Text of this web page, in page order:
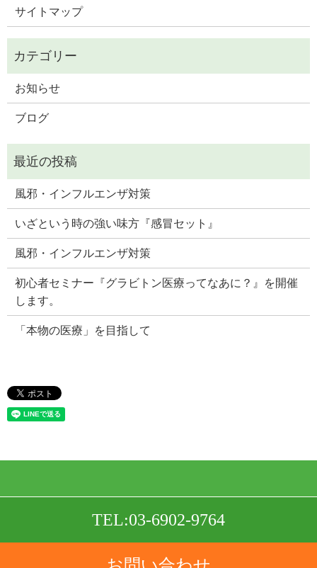
TEL:03-6902-9764
サイトマップ
お知らせ
ブログ
風邪・インフルエンザ対策
いざという時の強い味方『感冒セット』
風邪・インフルエンザ対策
初心者セミナー『グラビトン医療ってなあに？』を開催
します。
「本物の医療」を目指して
Copyright © 株式会社ビッグクランチ All Rights Reserved.
【掲載の記事・写真・イラストなどの無断複写・転載を禁